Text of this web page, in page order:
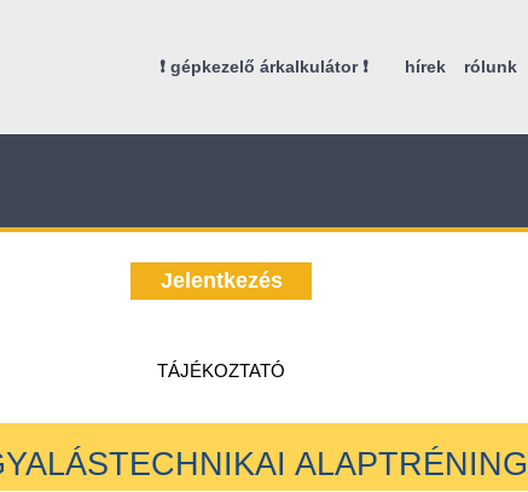
❗ gépkezelő árkalkulátor ❗ hírek rólunk
Jelentkezés
TÁJÉKOZTATÓ
ALAPTRÉNING